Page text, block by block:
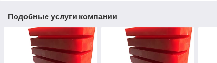
Подобные услуги компании